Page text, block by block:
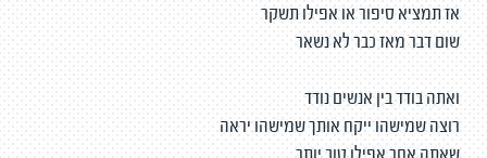
אז תמציא סיפור או אפילו תשקר
שום דבר מאז כבר לא נשאר
ואתה בודד בין אנשים נודד
רוצה שמישהו ייקח אותך שמישהו יראה